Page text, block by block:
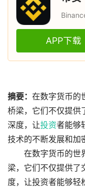
APP下载
摘要： 在数字货币的
桥梁，它们不仅提供
深度，让投资者能够
技术的不断发展和加
在数字货币的世
梁，它们不仅提供了
度，让投资者能够轻